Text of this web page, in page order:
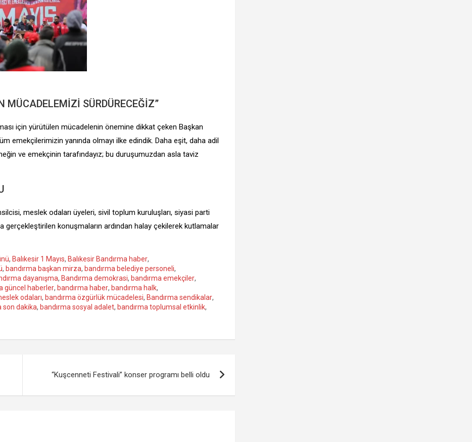
MÜCADELEMİZİ SÜRDÜRECEĞİZ”
için yürütülen mücadelenin önemine dikkat çeken Başkan
emekçilerimizin yanında olmayı ilke edindik. Daha eşit, daha adil
ve emekçinin tarafındayız; bu duruşumuzdan asla taviz
meslek odaları üyeleri, sivil toplum kuruluşları, siyasi parti
gerçekleştirilen konuşmaların ardından halay çekilerek kutlamalar
, Balıkesir 1 Mayıs, Balıkesir Bandırma haber,
, bandırma başkan mirza, bandırma belediye personeli,
dayanışma, Bandırma demokrasi, bandırma emekçiler,
güncel haberler, bandırma haber, bandırma halk,
odaları, bandırma özgürlük mücadelesi, Bandırma sendikalar,
son dakika, bandırma sosyal adalet, bandırma toplumsal etkinlik,
“Kuşcenneti Festivali” konser programı belli oldu